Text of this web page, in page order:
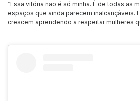
“Essa vitória não é só minha. É de todas as
espaços que ainda parecem inalcançáveis.
crescem aprendendo a respeitar mulheres